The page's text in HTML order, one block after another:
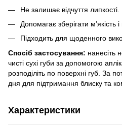
Не залишає відчуття липкості.
Допомагає зберігати м’якість і
Підходить для щоденного
Спосіб застосування: нанесіть
чисті сухі губи за допомогою
розподіліть по поверхні губ. За
дня для підтримання блиску та
Характеристики